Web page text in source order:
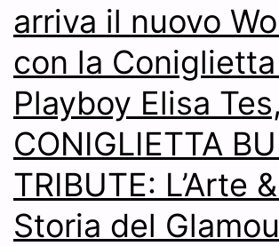
arriva il nuovo
con la
Playboy Elisa Tes,
CONIGLIETTA
TRIBUTE: L’Arte
Storia del